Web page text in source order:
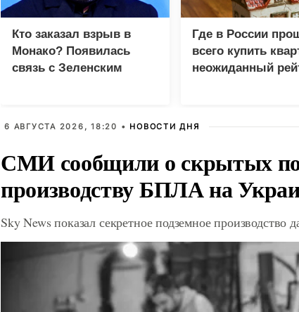
Кто заказал взрыв в
Монако? Появилась
связь с Зеленским
Где в России
всего купить
неожиданный
6 АВГУСТА 2026, 18:20 • НОВОСТИ ДНЯ
СМИ сообщили о скрытых
производству БПЛА на
Sky News показал секретное подземное